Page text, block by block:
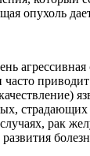
опухоль
рак